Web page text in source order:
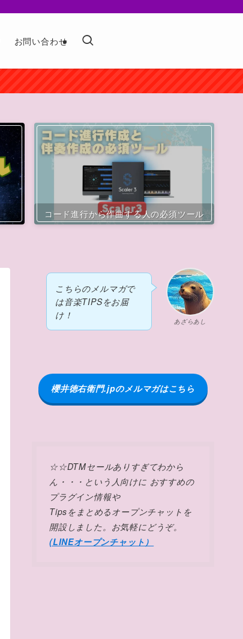
お問い合わせ
コード進行から作曲する人の必須ツール
あざらあし
こちらのメルマガで
は音楽TIPSをお届
け！
櫻井徳右衛門.jpのメルマガはこちら
☆☆DTMセールありすぎてわから
ん・・・という人向けに おすすめの
プラグイン情報や
Tipsをまとめるオープンチャットを
開設しました。お気軽にどうぞ。
(LINEオープンチャット）